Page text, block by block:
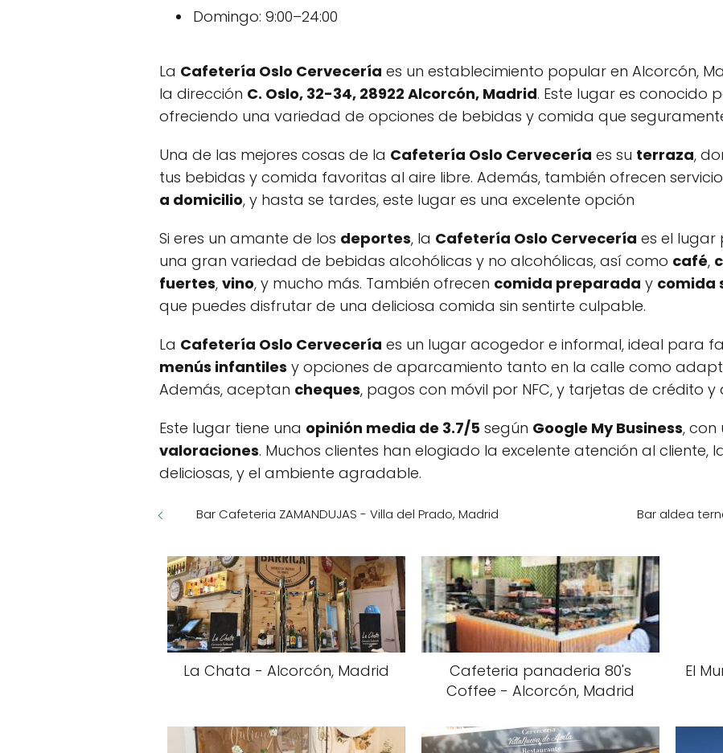
Domingo: 9:00–24:00
La Cafetería Oslo Cervecería es un establecimiento popular en Alcorcón,
la dirección C. Oslo, 32-34, 28922 Alcorcón, Madrid. Este lugar es conocido
ofreciendo una variedad de opciones de bebidas y comida que
Una de las mejores cosas de la Cafetería Oslo Cervecería es su terraza,
tus bebidas y comida favoritas al aire libre. Además, también ofrecen
a domicilio, y hasta se tardes, este lugar es una excelente opción
Si eres un amante de los deportes, la Cafetería Oslo Cervecería es el lugar
una gran variedad de bebidas alcohólicas y no alcohólicas, así como café,
fuertes, vino, y mucho más. También ofrecen comida preparada y comida
que puedes disfrutar de una deliciosa comida sin sentirte culpable.
La Cafetería Oslo Cervecería es un lugar acogedor e informal, ideal para
menús infantiles y opciones de aparcamiento tanto en la calle como
Además, aceptan cheques, pagos con móvil por NFC, y tarjetas de crédito y
Este lugar tiene una opinión media de 3.7/5 según Google My Business, con
valoraciones. Muchos clientes han elogiado la excelente atención al cliente,
deliciosas, y el ambiente agradable.
Bar Cafeteria ZAMANDUJAS - Villa del Prado, Madrid Bar aldea
La Chata - Alcorcón, Madrid
Cafeteria panaderia 80's
Coffee - Alcorcón, Madrid
El